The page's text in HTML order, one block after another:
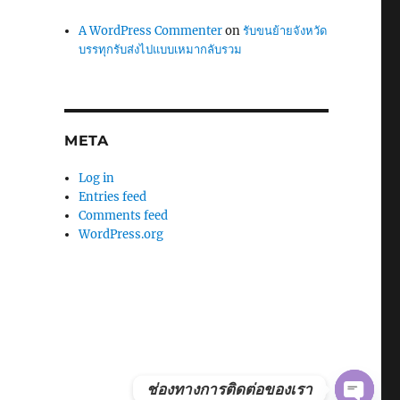
A WordPress Commenteronรับขนย้ายจังหวัด
บรรทุกรับส่งไปแบบเหมากลับรวม
META
Log in
Entries feed
Comments feed
WordPress.org
ช่องทางการติดต่อของเรา